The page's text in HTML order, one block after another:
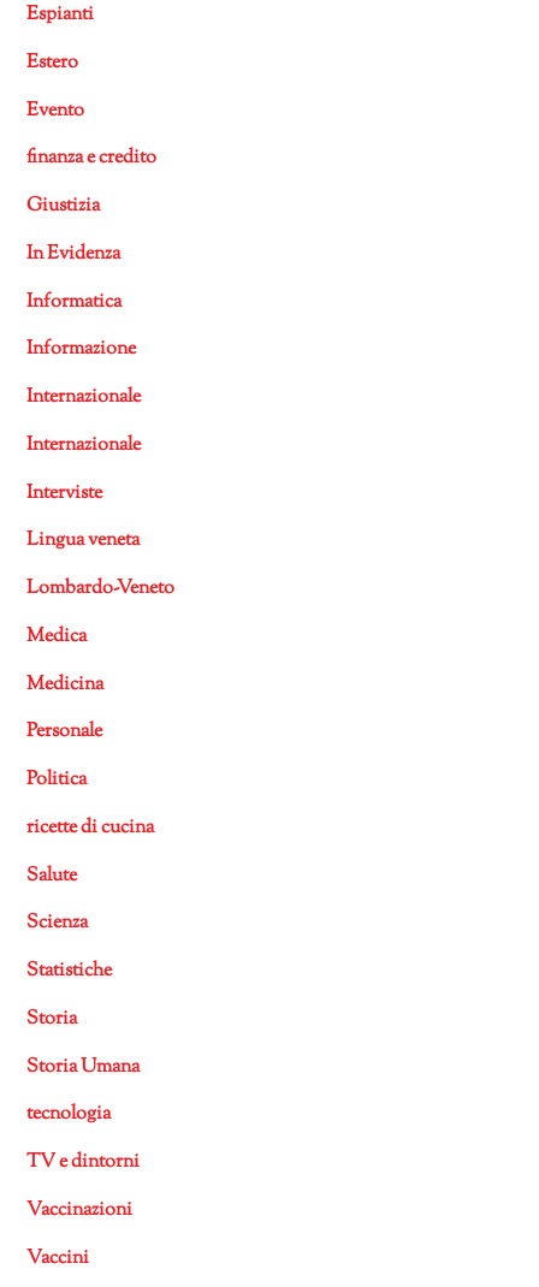
Espianti
Estero
Evento
finanza e credito
Giustizia
In Evidenza
Informatica
Informazione
Internazionale
Internazionale
Interviste
Lingua veneta
Lombardo-Veneto
Medica
Medicina
Personale
Politica
ricette di cucina
Salute
Scienza
Statistiche
Storia
Storia Umana
tecnologia
TV e dintorni
Vaccinazioni
Vaccini